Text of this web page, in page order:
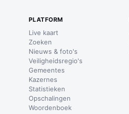
PLATFORM
Live kaart
Zoeken
Nieuws & foto's
Veiligheidsregio's
Gemeentes
Kazernes
Statistieken
Opschalingen
Woordenboek